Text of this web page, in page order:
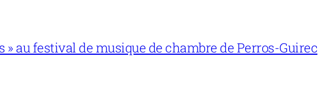
» au festival de musique de chambre de Perros-Guirec